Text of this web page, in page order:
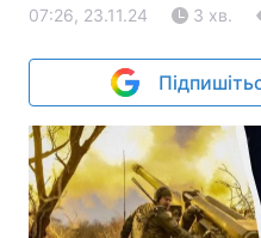
07:26, 23.11.24 3 хв.